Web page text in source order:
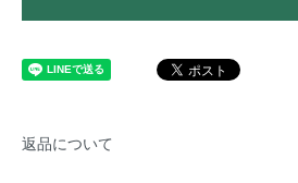
返品について